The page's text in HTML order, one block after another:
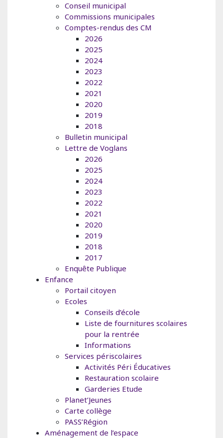
Conseil municipal
Commissions municipales
Comptes-rendus des CM
2026
2025
2024
2023
2022
2021
2020
2019
2018
Bulletin municipal
Lettre de Voglans
2026
2025
2024
2023
2022
2021
2020
2019
2018
2017
Enquête Publique
Enfance
Portail citoyen
Ecoles
Conseils d’école
Liste de fournitures scolaires
pour la rentrée
Informations
Services périscolaires
Activités Péri Éducatives
Restauration scolaire
Garderies Etude
Planet’Jeunes
Carte collège
PASS’Région
Aménagement de l’espace